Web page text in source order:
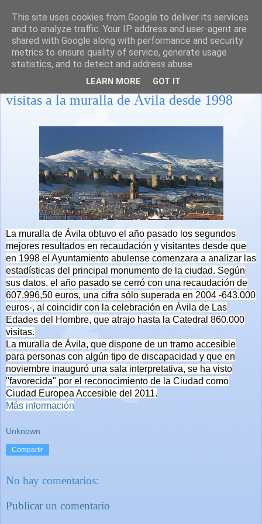
2011, Segundo mejor año en número de
visitas a la muralla de Ávila desde 1998
La muralla de Ávila obtuvo el año pasado los segundos
mejores resultados en recaudación y visitantes desde que
en 1998 el Ayuntamiento abulense comenzara a analizar las
estadísticas del principal monumento de la ciudad. Según
sus datos, el año pasado se cerró con una recaudación de
607.996,50 euros, una cifra sólo superada en 2004 -643.000
euros-, al coincidir con la celebración en Ávila de Las
Edades del Hombre, que atrajo hasta la Catedral 860.000
visitas.
La muralla de Ávila, que dispone de un tramo accesible
para personas con algún tipo de discapacidad y que en
noviembre inauguró una sala interpretativa, se ha visto
"favorecida" por el reconocimiento de la Ciudad como
Ciudad Europea Accesible del 2011.
Más información
Unknown
Compartir
No hay comentarios:
Publicar un comentario
This site uses cookies from Google to deliver its services
and to analyze traffic. Your IP address and user-agent are
shared with Google along with performance and security
metrics to ensure quality of service, generate usage
statistics, and to detect and address abuse.
LEARN MORE GOT IT